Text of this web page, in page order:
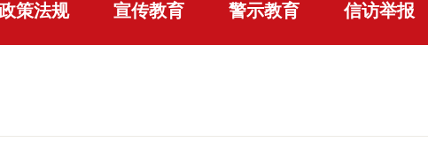
策法规 宣传教育 警示教育 信访举报